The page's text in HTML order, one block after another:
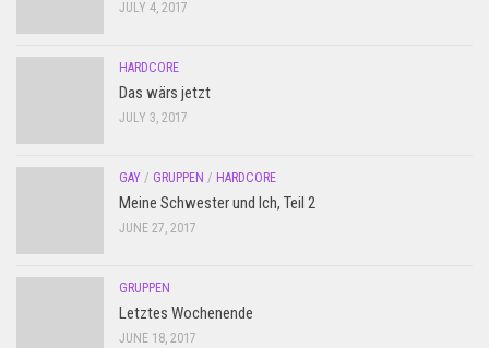
JULY 4, 2017
HARDCORE
Das wärs jetzt
JULY 3, 2017
GAY / GRUPPEN / HARDCORE
Meine Schwester und Ich, Teil 2
JUNE 27, 2017
GRUPPEN
Letztes Wochenende
JUNE 18, 2017